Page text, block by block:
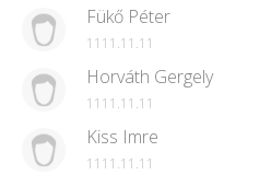
Fükő Péter
1111.11.11
Horváth Gergely
1111.11.11
Kiss Imre
1111.11.11